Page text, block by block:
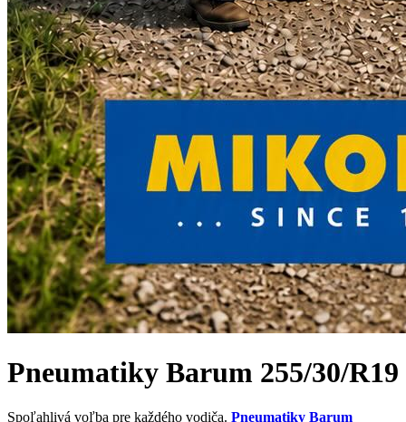
Pneumatiky Barum 255/30/R19
Spoľahlivá voľba pre každého vodiča. Pneumatiky Barum